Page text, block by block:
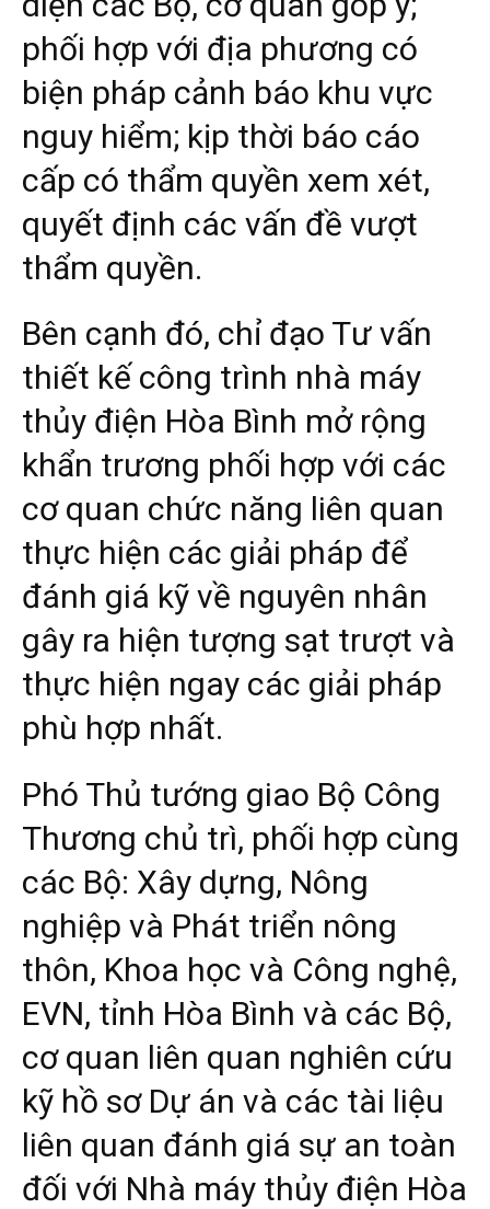
phối hợp với địa phương có
biện pháp cảnh báo khu vực
nguy hiểm; kịp thời báo cáo
cấp có thẩm quyền xem xét,
quyết định các vấn đề vượt
thẩm quyền.
Bên cạnh đó, chỉ đạo Tư vấn
thiết kế công trình nhà máy
thủy điện Hòa Bình mở rộng
khẩn trương phối hợp với các
cơ quan chức năng liên quan
thực hiện các giải pháp để
đánh giá kỹ về nguyên nhân
gây ra hiện tượng sạt trượt và
thực hiện ngay các giải pháp
phù hợp nhất.
Phó Thủ tướng giao Bộ Công
Thương chủ trì, phối hợp cùng
các Bộ: Xây dựng, Nông
nghiệp và Phát triển nông
thôn, Khoa học và Công nghệ,
EVN, tỉnh Hòa Bình và các Bộ,
cơ quan liên quan nghiên cứu
kỹ hồ sơ Dự án và các tài liệu
liên quan đánh giá sự an toàn
đối với Nhà máy thủy điện Hòa